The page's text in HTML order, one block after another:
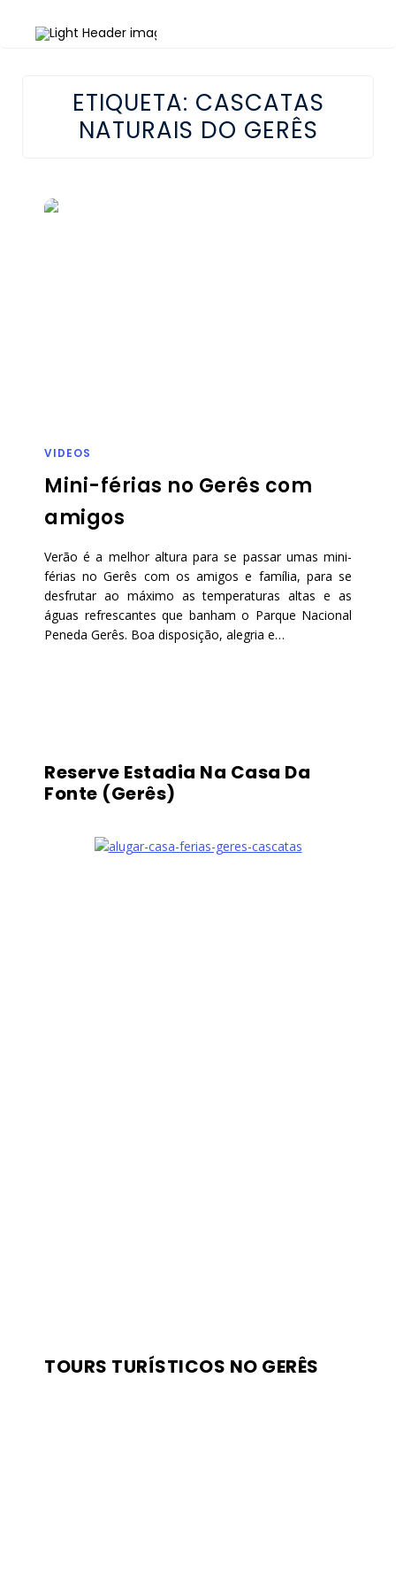
ETIQUETA: CASCATAS
NATURAIS DO GERÊS
VIDEOS
Mini-férias no Gerês com
amigos
Verão é a melhor altura para se passar umas mini-
férias no Gerês com os amigos e família, para se
desfrutar ao máximo as temperaturas altas e as
águas refrescantes que banham o Parque Nacional
Peneda Gerês. Boa disposição, alegria e…
Reserve Estadia Na Casa Da
Fonte (Gerês)
TOURS TURÍSTICOS NO GERÊS